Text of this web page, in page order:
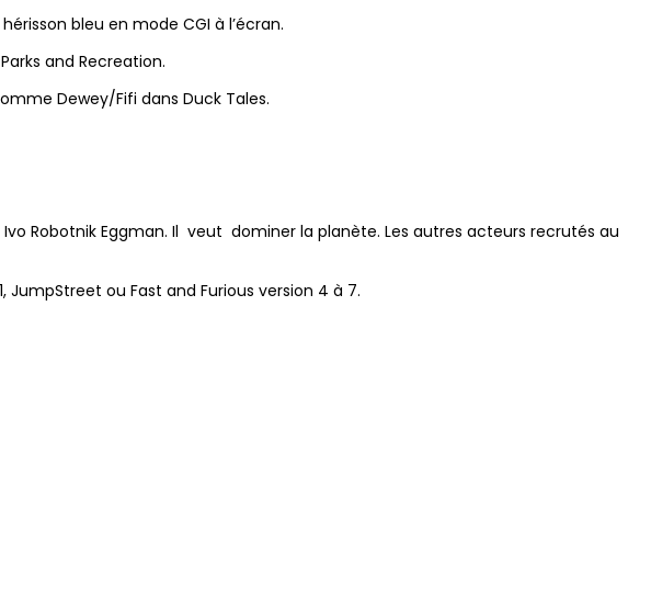
bleu en mode CGI à l’écran.
and Recreation.
Dewey/Fifi dans Duck Tales.
Robotnik Eggman. Il veut dominer la planète. Les autres acteurs recrutés au
JumpStreet ou Fast and Furious version 4 à 7.